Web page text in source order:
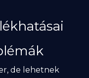
de lehetnek